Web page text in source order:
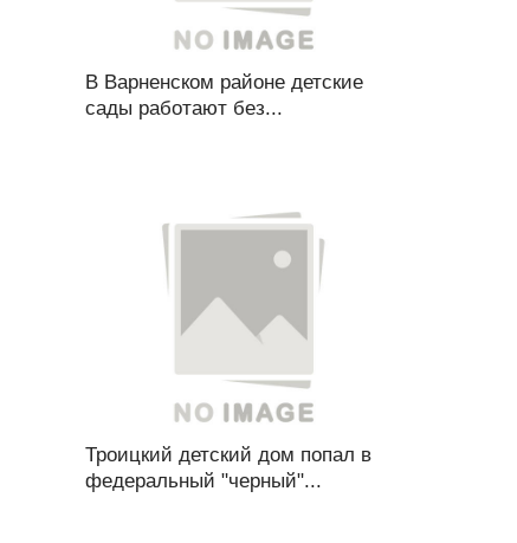
В Варненском районе детские
сады работают без...
Троицкий детский дом попал в
федеральный "черный"...